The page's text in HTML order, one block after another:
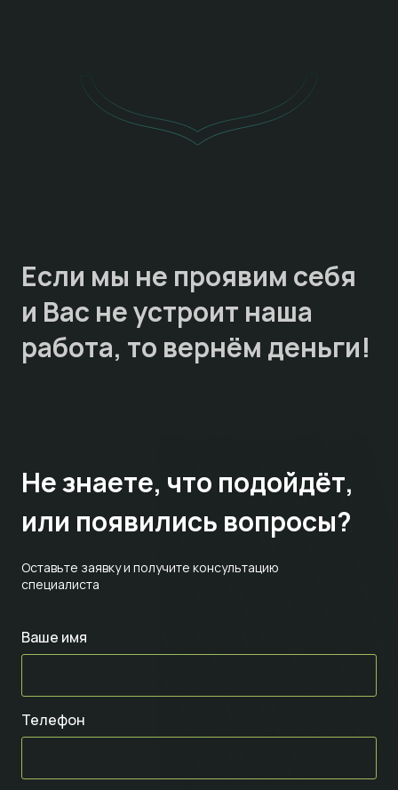
Если мы не проявим себя
и Вас не устроит наша
работа, то вернём деньги!
Оставьте заявку и получите консультацию
специалиста
Не знаете, что подойдёт,
или появились вопросы?
Ваше имя
Телефон